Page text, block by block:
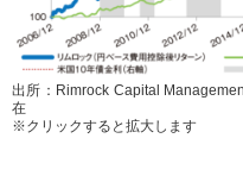
出所：Rimrock Capital
在
※クリックすると拡大します